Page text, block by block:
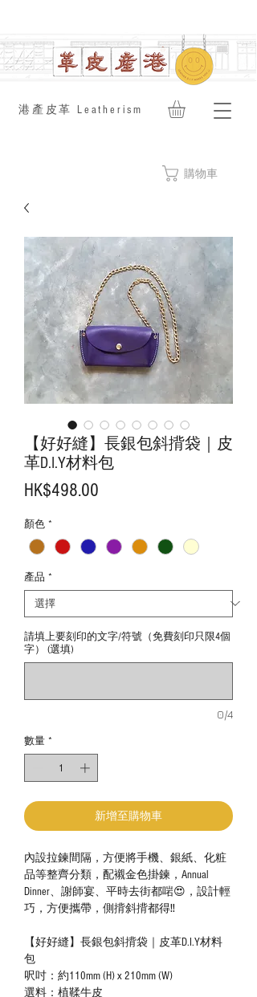
​港產皮革 Leatherism
購物車
【好好縫】長銀包斜揹袋｜皮
革D.I.Y材料包
HK$498.00
顏色 *
產品 *
請填上要刻印的文字/符號（免費刻印只限4個
字） (選填)
0/4
數量 *
新增至購物車
內設拉鍊間隔，方便將手機、銀紙、化粧
品等整齊分類，配襯金色掛鍊，Annual
Dinner、謝師宴、平時去街都啱😍，設計輕
巧，方便攜帶，側揹斜揹都得‼️
【好好縫】長銀包斜揹袋｜皮革D.I.Y材料
包
呎吋：約110mm (H) x 210mm (W)
選料：植鞣牛皮